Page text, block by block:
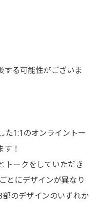
る可能性がございま
た1:1のオンライントー
！
トークをしていただき
とにデザインが異なり
のデザインのいずれか